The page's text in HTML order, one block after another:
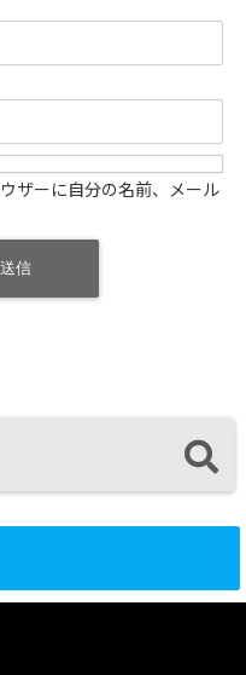
ザーに自分の名前、メール